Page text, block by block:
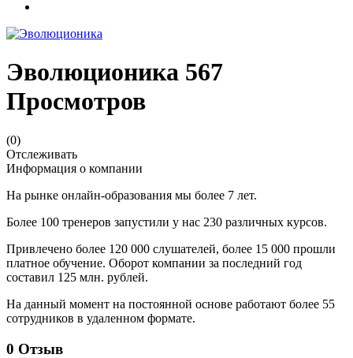
Эволюционика 567
Просмотров
(0)
Отслеживать
Информация о компании
На рынке онлайн-образования мы более 7 лет.
Более 100 тренеров запустили у нас 230 различных курсов.
Привлечено более 120 000 слушателей, более 15 000 прошли
платное обучение. Оборот компании за последний год
составил 125 млн. рублей.
На данный момент на постоянной основе работают более 55
сотрудников в удаленном формате.
0 Отзыв